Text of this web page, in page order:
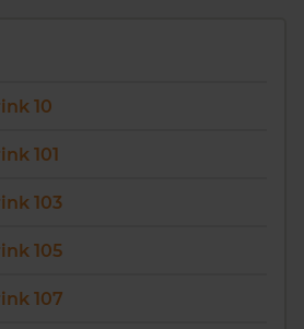
10
101
103
105
107